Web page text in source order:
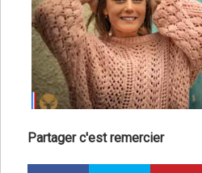
Partager c'est remercier